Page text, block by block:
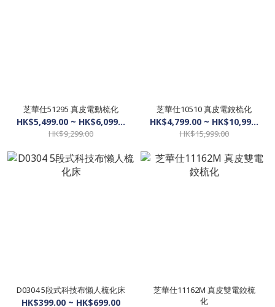
芝華仕51295 真皮電動梳化
HK$5,499.00 ~ HK$6,099.00
HK$9,299.00
芝華仕10510 真皮電鉸梳化
HK$4,799.00 ~ HK$10,999.00
HK$15,999.00
D0304 5段式科技布懶人梳化床
HK$399.00 ~ HK$699.00
芝華仕11162M 真皮雙電鉸梳
化